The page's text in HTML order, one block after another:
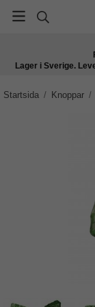
Lager i Sverige.
Startsida / Knoppar /